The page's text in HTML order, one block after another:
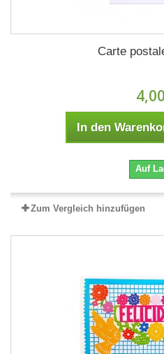
Carte
In den
Auf
Zum Vergleich hinzufügen